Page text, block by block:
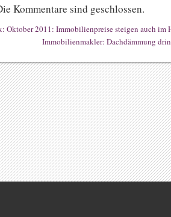
Kommentare sind geschlossen.
Oktober 2011: Immobilienpreise steigen auch im
Immobilienmakler: Dachdämmung